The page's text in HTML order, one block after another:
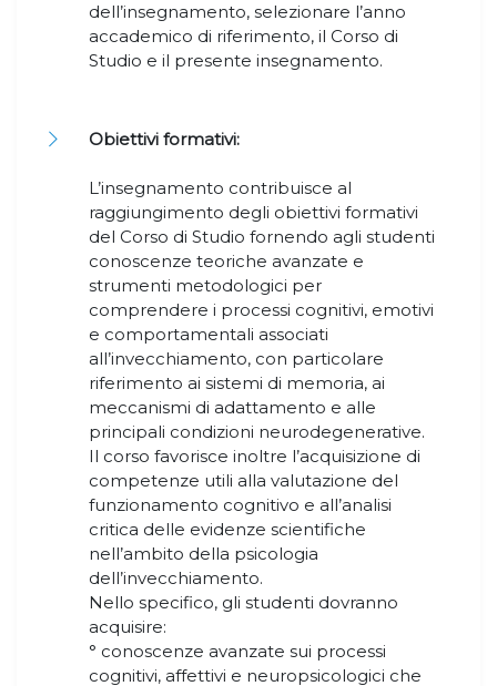
dell’insegnamento, selezionare l’anno
accademico di riferimento, il Corso di
Studio e il presente insegnamento.
Obiettivi formativi:
L’insegnamento contribuisce al
raggiungimento degli obiettivi formativi
del Corso di Studio fornendo agli studenti
conoscenze teoriche avanzate e
strumenti metodologici per
comprendere i processi cognitivi, emotivi
e comportamentali associati
all’invecchiamento, con particolare
riferimento ai sistemi di memoria, ai
meccanismi di adattamento e alle
principali condizioni neurodegenerative.
Il corso favorisce inoltre l’acquisizione di
competenze utili alla valutazione del
funzionamento cognitivo e all’analisi
critica delle evidenze scientifiche
nell’ambito della psicologia
dell’invecchiamento.
Nello specifico, gli studenti dovranno
acquisire:
° conoscenze avanzate sui processi
cognitivi, affettivi e neuropsicologici che